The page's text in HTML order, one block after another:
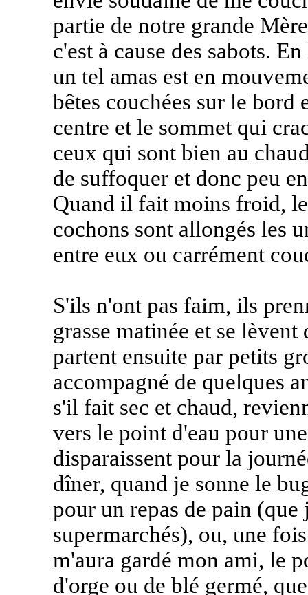
partie de notre grande
c'est à cause des sabots.
un tel amas est en
bêtes couchées sur le bord
centre et le sommet qui
ceux qui sont bien au
de suffoquer et donc peu
Quand il fait moins froid,
cochons sont allongés les
entre eux ou carrément
S'ils n'ont pas faim, ils
grasse matinée et se
partent ensuite par petits
accompagné de quelques
s'il fait sec et chaud,
vers le point d'eau pour
disparaissent pour la
dîner, quand je sonne le
pour un repas de pain (que
supermarchés), ou, une
m'aura gardé mon ami, le
d'orge ou de blé germé,